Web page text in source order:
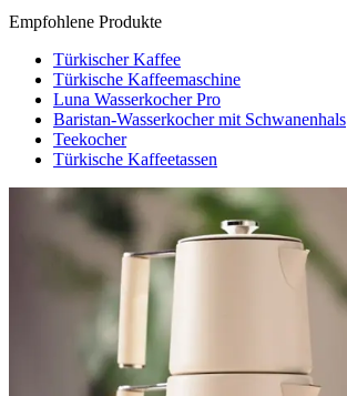
Empfohlene Produkte
Türkischer Kaffee
Türkische Kaffeemaschine
Luna Wasserkocher Pro
Baristan-Wasserkocher mit Schwanenhals
Teekocher
Türkische Kaffeetassen